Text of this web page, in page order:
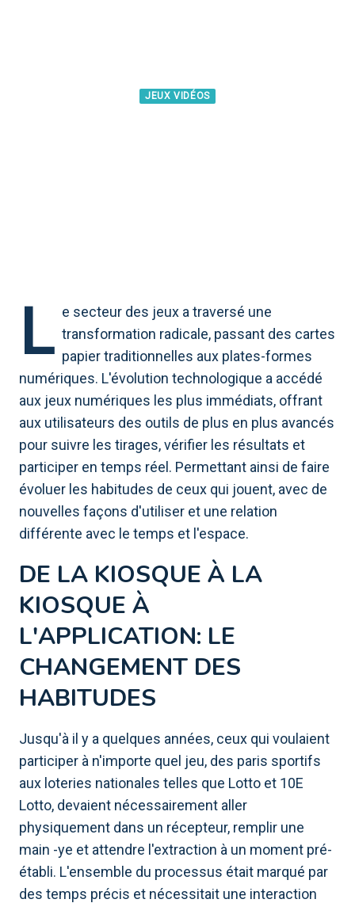
JEUX VIDÉOS
L e secteur des jeux a traversé une
transformation radicale, passant des cartes
papier traditionnelles aux plates-formes
numériques. L'évolution technologique a accédé
aux jeux numériques les plus immédiats, offrant
aux utilisateurs des outils de plus en plus avancés
pour suivre les tirages, vérifier les résultats et
participer en temps réel. Permettant ainsi de faire
évoluer les habitudes de ceux qui jouent, avec de
nouvelles façons d'utiliser et une relation
différente avec le temps et l'espace.
DE LA KIOSQUE À LA
KIOSQUE À
L'APPLICATION: LE
CHANGEMENT DES
HABITUDES
Jusqu'à il y a quelques années, ceux qui voulaient
participer à n'importe quel jeu, des paris sportifs
aux loteries nationales telles que Lotto et 10E
Lotto, devaient nécessairement aller
physiquement dans un récepteur, remplir une
main -ye et attendre l'extraction à un moment pré-
établi. L'ensemble du processus était marqué par
des temps précis et nécessitait une interaction